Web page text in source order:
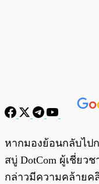
พร้อมเล่น
หากมองย้อนกลับไป
สบู่ DotCom ผู้เชี่ย
กล่าวมีความคล้ายค